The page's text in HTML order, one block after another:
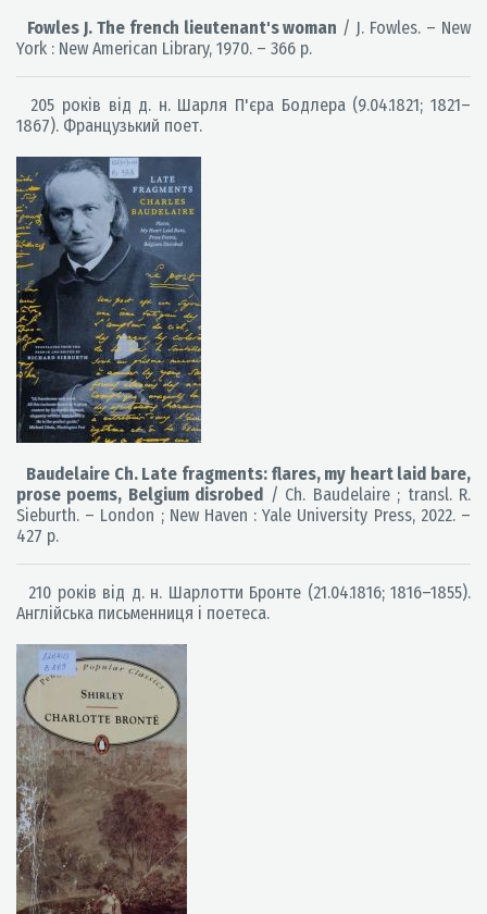
Fowles J. The french lieutenant's woman / J. Fowles. – New
York : New American Library, 1970. – 366 p.
205 років від д. н. Шарля П'єра Бодлера (9.04.1821; 1821–
1867). Французький поет.
Baudelaire Ch. Late fragments: flares, my heart laid bare,
prose poems, Belgium disrobed / Ch. Baudelaire ; transl. R.
Sieburth. – London ; New Haven : Yale University Press, 2022. –
427 p.
210 років від д. н. Шарлотти Бронте (21.04.1816; 1816–1855).
Англійська письменниця і поетеса.